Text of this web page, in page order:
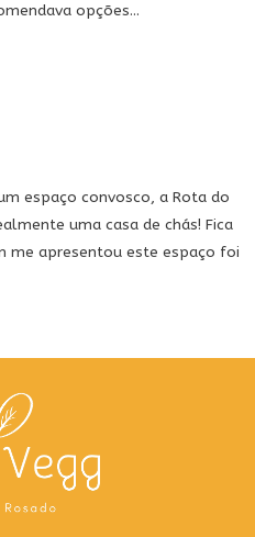
opções...
espaço convosco, a Rota do
uma casa de chás! Fica
me apresentou este espaço foi